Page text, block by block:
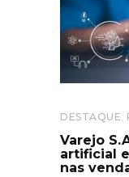
DESTAQUE,
Varejo
artificial
nas